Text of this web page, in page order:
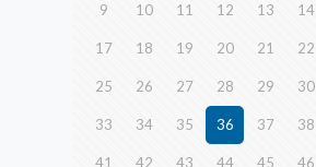
9 10 11 12 13 14
17 18 19 20 21 22
25 26 27 28 29 30
33 34 35 36 37 38
41 42 43 44 45 46